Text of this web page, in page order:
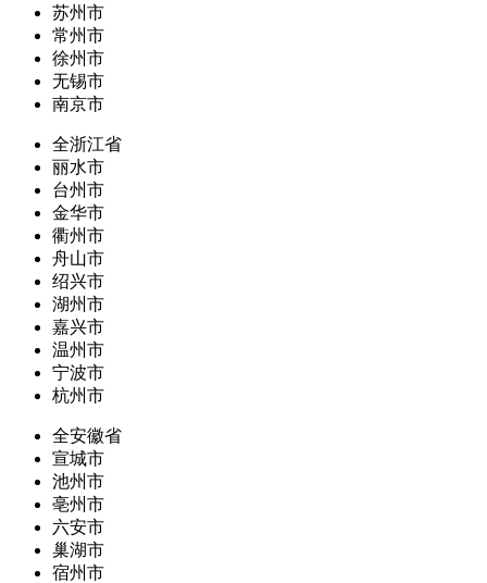
苏州市
常州市
徐州市
无锡市
南京市
全浙江省
丽水市
台州市
金华市
衢州市
舟山市
绍兴市
湖州市
嘉兴市
温州市
宁波市
杭州市
全安徽省
宣城市
池州市
亳州市
六安市
巢湖市
宿州市